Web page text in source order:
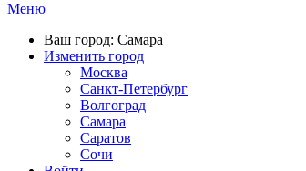
Меню
Ваш город: Самара
Изменить город
Москва
Санкт-Петербург
Волгоград
Самара
Саратов
Сочи